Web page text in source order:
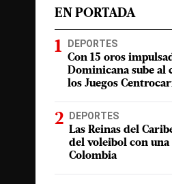
EN PORTADA
DEPORTES
Con 15 oros
Dominicana sube al
los Juegos
DEPORTES
Las Reinas del
del voleibol con
Colombia